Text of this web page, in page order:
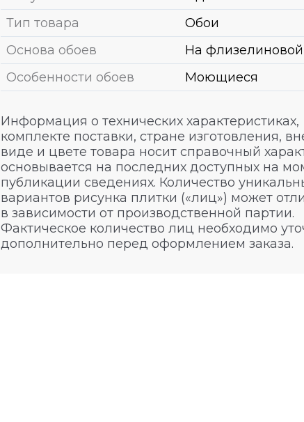
Тип товара
Обои
Основа обоев
На
Особенности обоев
Моющиеся
Информация о технических характеристиках,
комплекте поставки, стране изготовления,
виде и цвете товара носит справочный
основывается на последних доступных на
публикации сведениях. Количество
вариантов рисунка плитки («лиц») может
в зависимости от производственной партии.
Фактическое количество лиц необходимо
дополнительно перед оформлением заказа.